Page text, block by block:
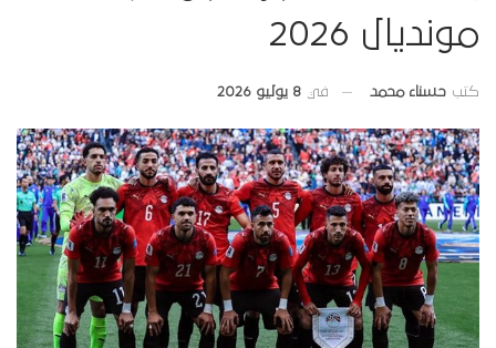
مونديال 2026
كتب حسناء محمد في 8 يوليو 2026